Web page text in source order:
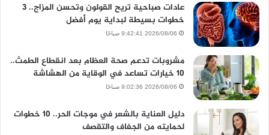
عادات صباحية تريح القولون وتحسن المزاج.. 3
خطوات بسيطة لبداية يوم أفضل
2026/08/06 9:42:41 صباحًا
مشروبات تدعم صحة العظام بعد انقطاع الطمث..
10 خيارات تساعد في الوقاية من الهشاشة
2026/08/06 9:02:36 صباحًا
دليل العناية بالشعر في موجات الحر.. 10 خطوات
لحمايته من الجفاف والتقصف